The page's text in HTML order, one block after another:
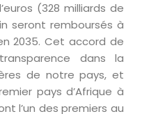
(328 milliards de
seront remboursés à
2035. Cet accord de
dans la
de notre pays, et
pays d’Afrique à
l’un des premiers au